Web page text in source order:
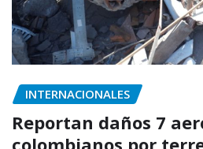
INTERNACIONALES
Reportan daños 7